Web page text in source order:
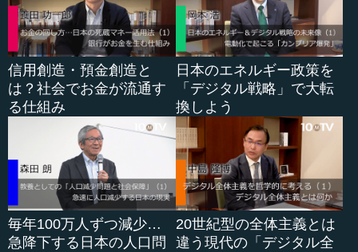
ど、ただ、例えば選挙を見ていると、比較的若い女性の方
を積極的に立てるような党もあったり...
信用創造・預金創造と
は？社会でお金が流通す
る仕組み
日本のエネルギー政策を
「デジタル戦略」で大転
換しよう
毎年100万人ずつ減少…
急降下する日本の人口問
20世紀型の全体主義とは
違う現代の「デジタル全